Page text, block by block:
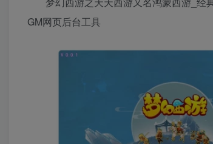
GM网页后台工具